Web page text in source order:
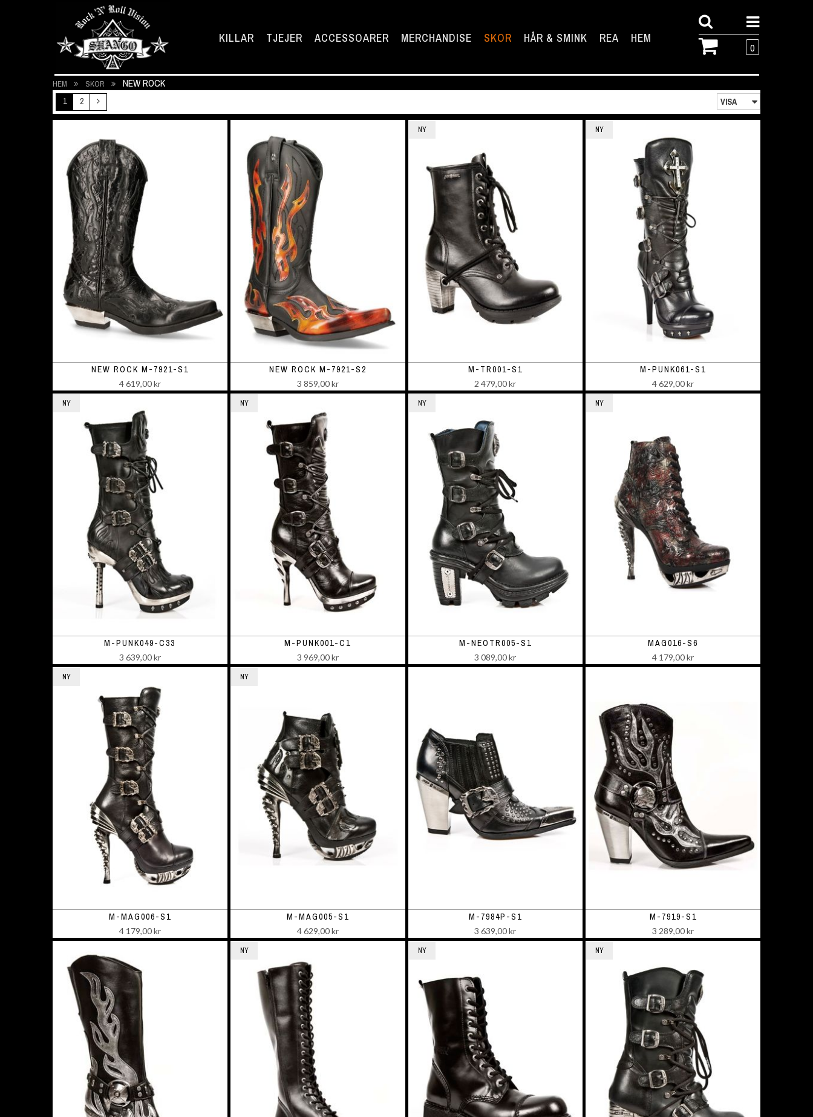
KILLAR TJEJER ACCESSOARER MERCHANDISE SKOR HÅR & SMINK REA HEM
0
HEM SKOR NEW ROCK
1 2
NEW ROCK M-7921-S1
4 619,00 kr
NEW ROCK M-7921-S2
3 859,00 kr
NY
M-TR001-S1
2 479,00 kr
NY
M-PUNK061-S1
4 629,00 kr
NY
M-PUNK049-C33
3 639,00 kr
NY
M-PUNK001-C1
3 969,00 kr
NY
M-NEOTR005-S1
3 089,00 kr
NY
MAG016-S6
4 179,00 kr
NY
M-MAG006-S1
4 179,00 kr
NY
M-MAG005-S1
4 629,00 kr
M-7984P-S1
3 639,00 kr
M-7919-S1
3 289,00 kr
NY NY NY